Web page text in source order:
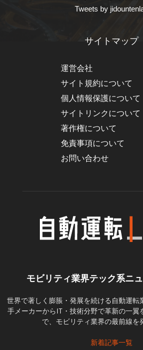
Tweets by
サイトマップ
運営会社
サイト規約について
個人情報保護について
サイトリンクについて
著作権について
免責事項について
お問い合わせ
モビリティ業界テック系ニ
世界で著しく膨脹・発展を続ける自動運転
手メーカーからIT・技術分野で革新の一翼
で、モビリティ業界の最前線を
新着記事一覧